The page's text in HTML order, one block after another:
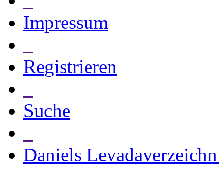
Impressum
Registrieren
Suche
Daniels